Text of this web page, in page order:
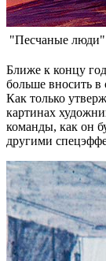
"Песчаные люди"
Ближе к концу
больше вносить
Как только
картинах
команды, как он
другими